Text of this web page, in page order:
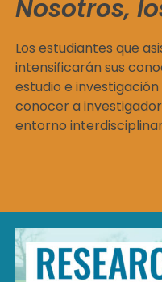
Nosotros,
Los estudiantes que
intensificarán sus
estudio e
conocer a
entorno